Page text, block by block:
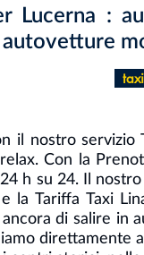
Lucerna :
il nostro servizio
Con la
h su 24. Il
la Tariffa Taxi
di salire in